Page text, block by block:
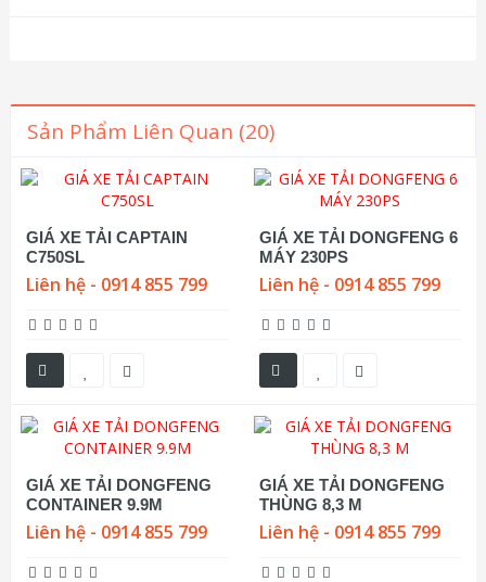
Sản Phẩm Liên Quan (20)
GIÁ XE TẢI CAPTAIN
C750SL
Liên hệ - 0914 855 799
GIÁ XE TẢI DONGFENG 6
MÁY 230PS
Liên hệ - 0914 855 799
GIÁ XE TẢI DONGFENG
CONTAINER 9.9M
Liên hệ - 0914 855 799
GIÁ XE TẢI DONGFENG
THÙNG 8,3 M
Liên hệ - 0914 855 799